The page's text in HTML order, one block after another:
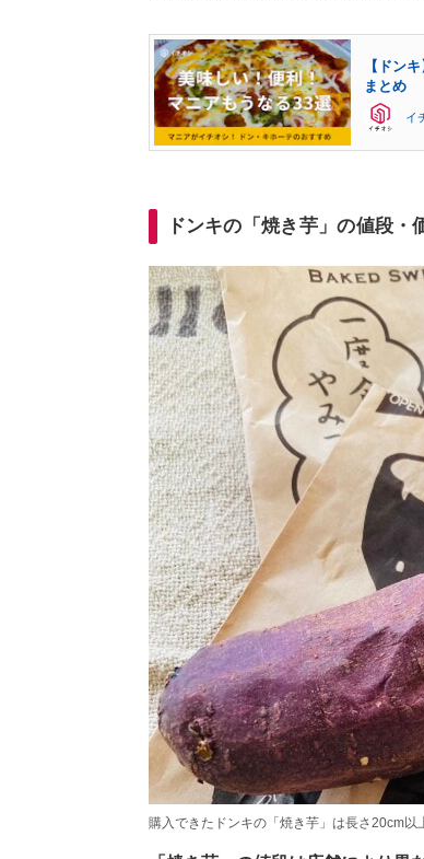
【ドン
まとめ
イ
ドンキの「焼き芋」の値段・
購入できたドンキの「焼き芋」は長さ20cm以